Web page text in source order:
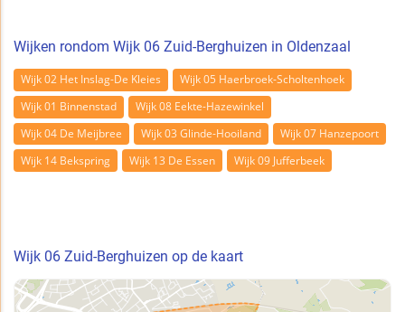
Wijken rondom Wijk 06 Zuid-Berghuizen in Oldenzaal
Wijk 02 Het Inslag-De Kleies
Wijk 05 Haerbroek-Scholtenhoek
Wijk 01 Binnenstad
Wijk 08 Eekte-Hazewinkel
Wijk 04 De Meijbree
Wijk 03 Glinde-Hooiland
Wijk 07 Hanzepoort
Wijk 14 Bekspring
Wijk 13 De Essen Wijk 09 Jufferbeek
Wijk 06 Zuid-Berghuizen op de kaart